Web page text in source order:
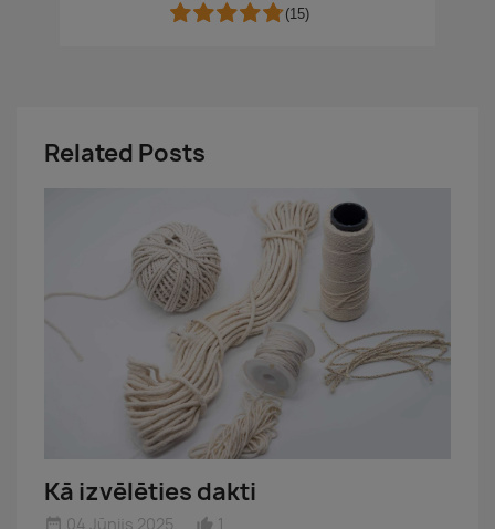
(15)
Related Posts
Kā izvēlēties dakti
date_range 04 Jūnijs 2025 thumb_up_alt 1